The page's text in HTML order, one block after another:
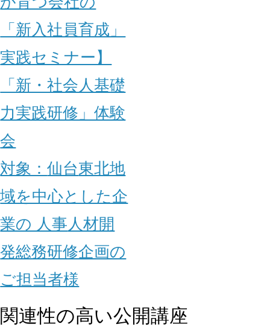
「新入社員育成」
実践セミナー】
「新・社会人基礎
力実践研修」体験
会
対象：仙台東北地
域を中心とした企
業の 人事人材開
発総務研修企画の
ご担当者様
関連性の高い公開講座